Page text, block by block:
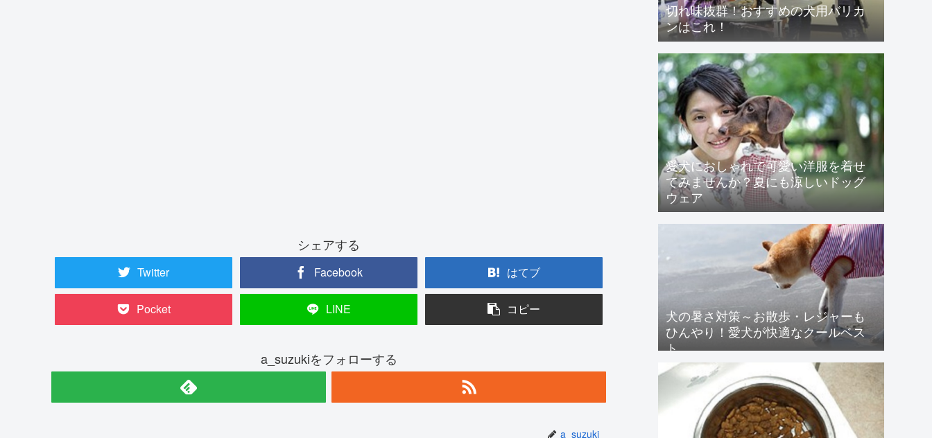
シェアする
Twitter Facebook はてブ
Pocket LINE コピー
a_suzukiをフォローする
a_suzuki
切れ味抜群！おすすめの犬用バリカ
ンはこれ！
愛犬におしゃれで可愛い洋服を着せ
てみませんか？夏にも涼しいドッグ
ウェア
犬の暑さ対策～お散歩・レジャーも
ひんやり！愛犬が快適なクールベス
ト